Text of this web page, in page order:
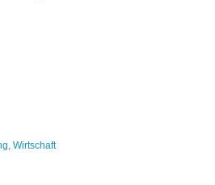
,Wirtschaft